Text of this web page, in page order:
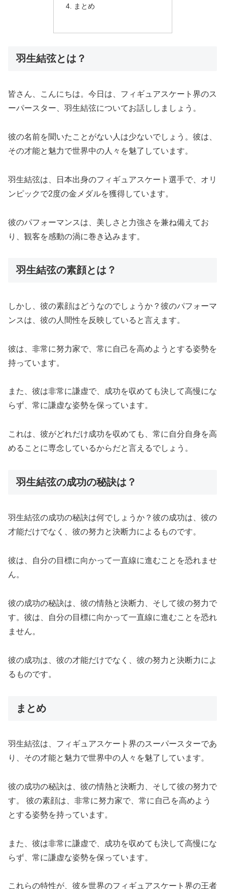
まとめ
羽生結弦とは？
皆さん、こんにちは。今日は、フィギュアスケート界のス
ーパースター、羽生結弦についてお話ししましょう。
彼の名前を聞いたことがない人は少ないでしょう。彼は、
その才能と魅力で世界中の人々を魅了しています。
羽生結弦は、日本出身のフィギュアスケート選手で、オリ
ンピックで2度の金メダルを獲得しています。
彼のパフォーマンスは、美しさと力強さを兼ね備えてお
り、観客を感動の渦に巻き込みます。
羽生結弦の素顔とは？
しかし、彼の素顔はどうなのでしょうか？彼のパフォーマ
ンスは、彼の人間性を反映していると言えます。
彼は、非常に努力家で、常に自己を高めようとする姿勢を
持っています。
また、彼は非常に謙虚で、成功を収めても決して高慢にな
らず、常に謙虚な姿勢を保っています。
これは、彼がどれだけ成功を収めても、常に自分自身を高
めることに専念しているからだと言えるでしょう。
羽生結弦の成功の秘訣は？
羽生結弦の成功の秘訣は何でしょうか？彼の成功は、彼の
才能だけでなく、彼の努力と決断力によるものです。
彼は、自分の目標に向かって一直線に進むことを恐れませ
ん。
彼の成功の秘訣は、彼の情熱と決断力、そして彼の努力で
す。彼は、自分の目標に向かって一直線に進むことを恐れ
ません。
彼の成功は、彼の才能だけでなく、彼の努力と決断力によ
るものです。
まとめ
羽生結弦は、フィギュアスケート界のスーパースターであ
り、その才能と魅力で世界中の人々を魅了しています。
彼の成功の秘訣は、彼の情熱と決断力、そして彼の努力で
す。 彼の素顔は、非常に努力家で、常に自己を高めよう
とする姿勢を持っています。
また、彼は非常に謙虚で、成功を収めても決して高慢にな
らず、常に謙虚な姿勢を保っています。
これらの特性が、彼を世界のフィギュアスケート界の王者